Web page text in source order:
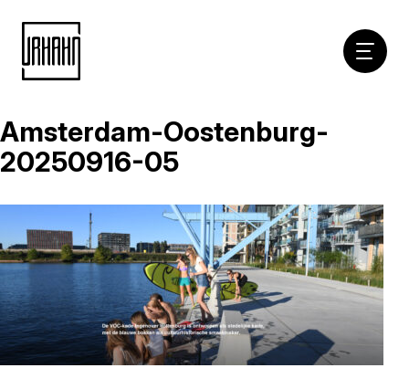
Naar
inhoud
Amsterdam-Oostenburg-
20250916-05